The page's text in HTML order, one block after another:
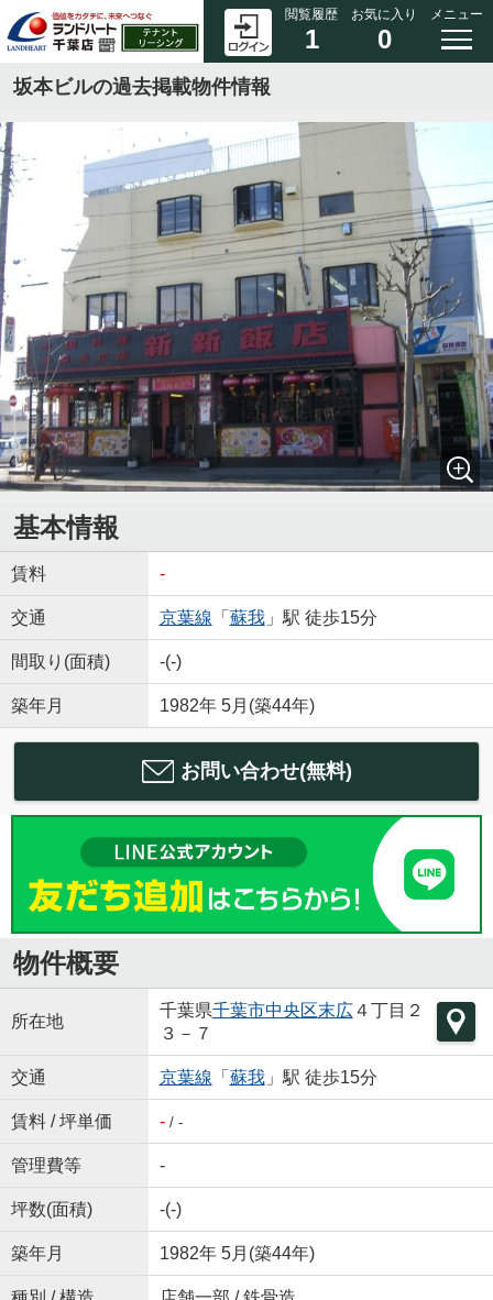
閲覧履歴
1
お気に入り
0
メニュー
坂本ビルの過去掲載物件情報
基本情報
賃料 -
交通 京葉線 「 蘇我」駅 徒歩15分
間取り(面積) -(-)
築年月 1982年 5月(築44年)
お問い合わせ(無料)
物件概要
所在地
千葉県千葉市中央区末広４丁目２
３－７
交通 京葉線 「 蘇我」駅 徒歩15分
賃料 / 坪単価 -/ -
管理費等 -
坪数(面積) -(-)
築年月 1982年 5月(築44年)